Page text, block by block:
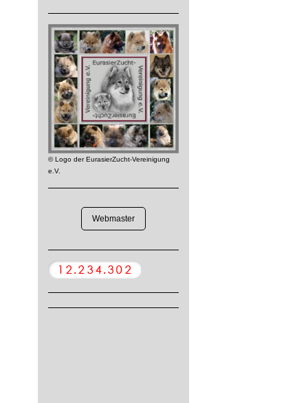
© Logo der EurasierZucht-Vereinigung
e.V.
Webmaster